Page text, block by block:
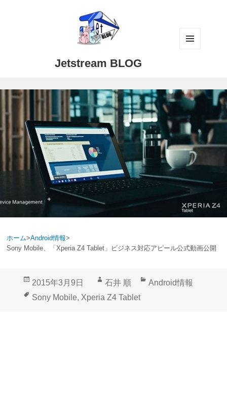
Jetstream BLOG
ホーム>Android情報>
Sony Mobile、「Xperia Z4 Tablet」ビジネス対応アピール公式動画公開
投
稿
2015年3月9日
作
成
石井 順
カ
Android情報
タ
Sony Mobile, Xperia Z4 Tablet